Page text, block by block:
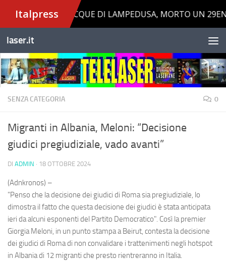
Salta al contenuto
laser.it
SENZA CATEGORIA 0
Migranti in Albania, Meloni: “Decisione
giudici pregiudiziale, vado avanti”
DI ADMIN · 18 OTTOBRE 2024
(Adnkronos) –
"Penso che la decisione dei giudici di Roma sia pregiudiziale, lo
dimostra il fatto che questa decisione dei giudici è stata anticipata
ieri da alcuni esponenti del Partito Democratico". Così la premier
Giorgia Meloni, in un punto stampa a Beirut, contesta la decisione
dei giudici di Roma di non convalidare i trattenimenti negli hotspot
in Albania di 12 migranti che presto rientreranno in Italia.